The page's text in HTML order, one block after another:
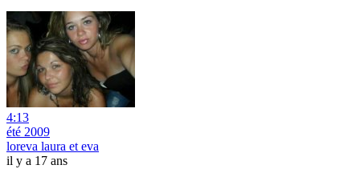
4:13
été 2009
loreva laura et eva
il y a 17 ans